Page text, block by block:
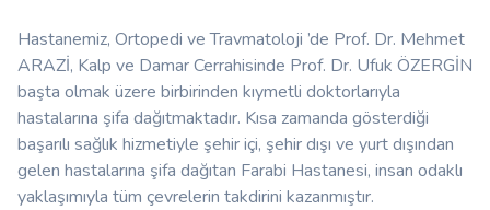
Hastanemiz, Ortopedi ve Travmatoloji ’de Prof. Dr. Mehmet
ARAZİ, Kalp ve Damar Cerrahisinde Prof. Dr. Ufuk ÖZERGİN
başta olmak üzere birbirinden kıymetli doktorlarıyla
hastalarına şifa dağıtmaktadır. Kısa zamanda gösterdiği
başarılı sağlık hizmetiyle şehir içi, şehir dışı ve yurt dışından
gelen hastalarına şifa dağıtan Farabi Hastanesi, insan odaklı
yaklaşımıyla tüm çevrelerin takdirini kazanmıştır.